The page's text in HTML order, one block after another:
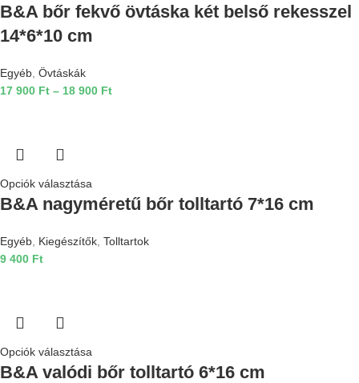
B&A bőr fekvő övtáska két belső rekesszel
14*6*10 cm
Egyéb Övtáskák
17 900 Ft – 18 900 Ft
Opciók választása
B&A nagyméretű bőr tolltartó 7*16 cm
Egyéb Kiegészítők Tolltartok
9 400 Ft
Opciók választása
B&A valódi bőr tolltartó 6*16 cm